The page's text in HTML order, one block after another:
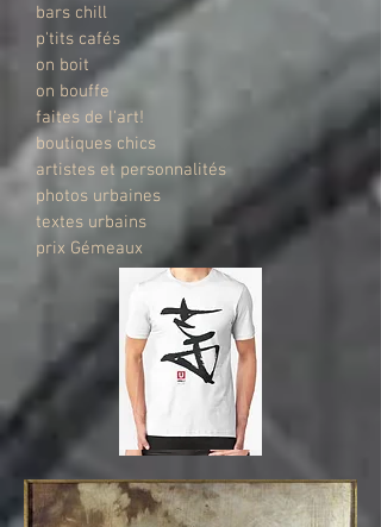
bars chill
p'tits cafés
on boit
on bouffe
faites de l'art!
boutiques chics
artistes et personnalités
photos urbaines
textes urbains
prix Gémeaux